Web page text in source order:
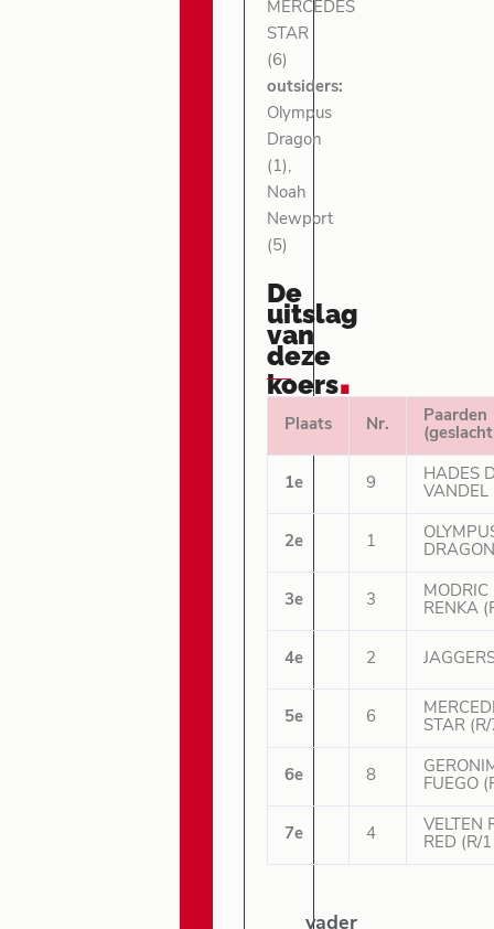
MERCEDES
STAR
(6)
outsiders:
Olympus
Dragon
(1),
Noah
Newport
(5)
De
uitslag
van
deze
koers.
Plaats Nr.
Paarden
1e 9
HADES
VANDEL
2e 1
3e 3
MODRIC
RENKA
4e 2
5e 6
STAR
6e 8
FUEGO
7e 4
VELTEN
RED (R/
vader